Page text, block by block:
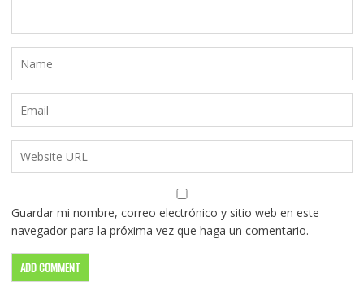
Guardar mi nombre, correo electrónico y sitio web en este
navegador para la próxima vez que haga un comentario.